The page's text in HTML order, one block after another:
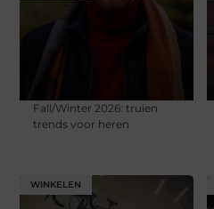
Fall/Winter 2026: truien
trends voor heren
WINKELEN